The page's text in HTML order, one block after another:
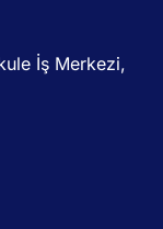
İş Merkezi,